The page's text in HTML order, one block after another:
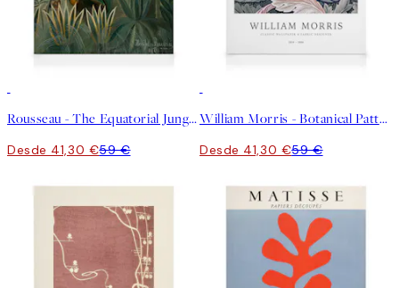
Rousseau - The Equatorial Jungle Lienzo
Desde 41,30 €59 €
William Morris - Botanical Pattern Lienzo
Desde 41,30 €59 €